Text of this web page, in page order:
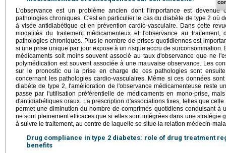
L'observance est un problème ancien dont l'importance est
pathologies chroniques. C'est en particulier le cas du diabète de type 2 où
à visée antidiabétique et en prévention cardio-vasculaire. Dans cette
modalités du traitement médicamenteux et l'observance au
pathologies chroniques. Plus le nombre de prises quotidiennes est
si une prise unique par jour expose à un risque accru de
médicaments soit moins souvent associé au taux d'observance que ne
polymédication est souvent associée à une mauvaise observance. Les
sur le pronostic ou la prise en charge de ces pathologies sont
concernant les pathologies cardio-vasculaires. Même si ces données
diabète de type 2, l'amélioration de l'observance médicamenteuse reste
passe par l'utilisation préférentielle de médicaments en mono-prise,
d'antidiabétiques oraux. La prescription d'associations fixes, telles que
permet une diminution du nombre de comprimés quotidiens conduisant à
ne sont pleinement efficaces que si elles sont intégrées dans une stratégie
à suivre le traitement, au centre de laquelle se situe la relation médecin-
Drug compliance in type 2 diabetes: role of drug treatment
benefits